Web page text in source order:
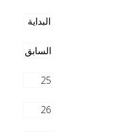
البداية
السابق
25
26